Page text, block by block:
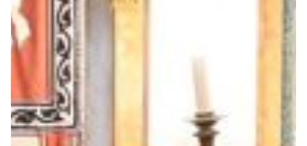
Prima squadra
Genoa for Special
Training
Rappresentanza
Kit Gara 25/26